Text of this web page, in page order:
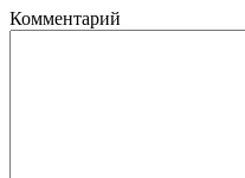
Комментарий